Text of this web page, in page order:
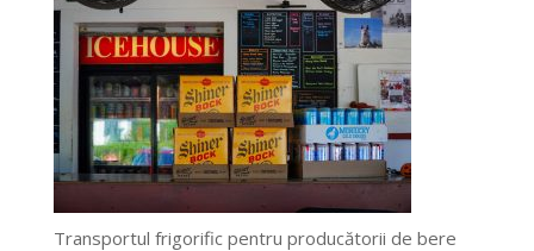
Transportul frigorific pentru producătorii de bere